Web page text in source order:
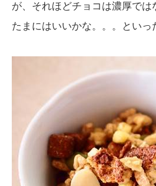
が、それほどチョコは濃厚では
たまにはいいかな。。。といっ